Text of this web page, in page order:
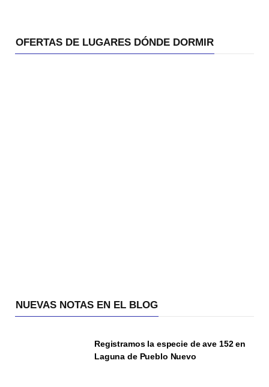
OFERTAS DE LUGARES DÓNDE DORMIR
NUEVAS NOTAS EN EL BLOG
Registramos la especie de ave 152 en
Laguna de Pueblo Nuevo